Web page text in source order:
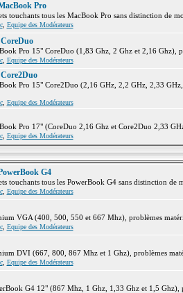
Pro
touchants tous les MacBook Pro sans distinction de
, Equipe des Modérateurs
Pro 15" CoreDuo (1,83 Ghz, 2 Ghz et 2,16 Ghz),
, Equipe des Modérateurs
Pro 15" Core2Duo (2,16 GHz, 2,2 GHz, 2,33
, Equipe des Modérateurs
Pro 17" (CoreDuo 2,16 Ghz et Core2Duo 2,33
, Equipe des Modérateurs
G4
touchants tous les PowerBook G4 sans distinction de
, Equipe des Modérateurs
VGA (400, 500, 550 et 667 Mhz), problèmes
, Equipe des Modérateurs
DVI (667, 800, 867 Mhz et 1 Ghz), problèmes
, Equipe des Modérateurs
G4 12" (867 Mhz, 1 Ghz, 1,33 Ghz et 1,5 Ghz),